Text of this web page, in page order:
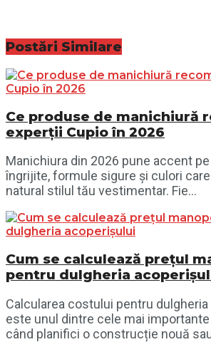
Postări Similare
Ce produse de manichiură
experții Cupio în 2026
Manichiura din 2026 pune accent
îngrijite, formule sigure și culori
natural stilul tău vestimentar. Fie...
Cum se calculează prețul
pentru dulgheria
Calcularea costului pentru
este unul dintre cele mai
când planifici o construcție nouă